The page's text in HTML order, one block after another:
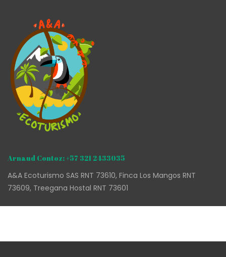
Arnaud Contoz: +57 321 2433035
A&A Ecoturismo SAS RNT 73610, Finca Los Mangos RNT
73609, Treegana Hostal RNT 73601